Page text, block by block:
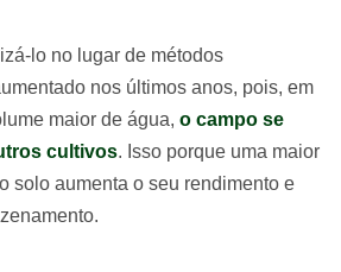
lo no lugar de métodos
nos últimos anos, pois, em
maior de água, o campo se
cultivos. Isso porque uma maior
solo aumenta o seu rendimento e